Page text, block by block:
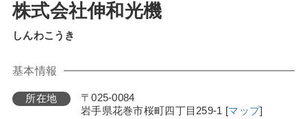
株式会社伸和光機
しんわこうき
基本情報
所在地
〒025-0084
岩手県花巻市桜町四丁目259-1 [マップ]